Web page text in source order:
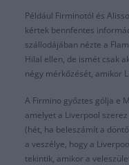
Például Firminotól és
kértek bennfentes
szállodájában nézte a
Hilal ellen, de ismét csak
négy mérkőzését, amikor
A Firmino győztes gólja e
amelyet a Liverpool
(hét, ha beleszámít a
a veszélye, hogy a
tekintik, amikor a